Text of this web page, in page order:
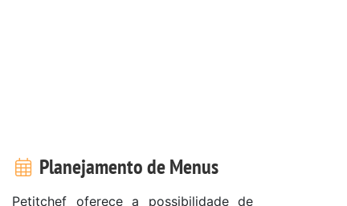
Planejamento de Menus
Petitchef oferece a possibilidade de